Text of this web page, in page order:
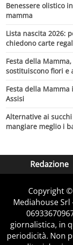
Benessere olistico
mamma
Lista nascita 2026:
chiedono carte
Festa della
sostituiscono fiori e
Festa della
Assisi
Alternative ai
mangiare meglio i
Redazione
Copyright
Mediahouse Srl
giornalistica, in
periodicità. Non